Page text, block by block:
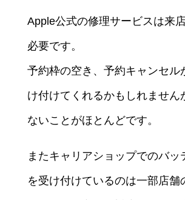
Apple公式の修理サービスは来
必要です。
予約枠の空き、予約キャンセル
け付けてくれるかもしれません
ないことがほとんどです。
またキャリアショップでのバッ
を受け付けているのは一部店舗